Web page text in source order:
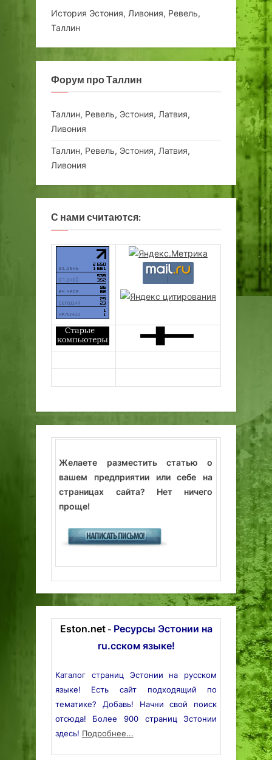
История Эстония, Ливония, Ревель,
Таллин
Форум про Таллин
Таллин, Ревель, Эстония, Латвия,
Ливония
Таллин, Ревель, Эстония, Латвия,
Ливония
С нами считаются:
Желаете разместить статью о
вашем предприятии или себе на
страницах сайта? Нет ничего
проще!
Eston.net- Ресурсы Эстонии на
ru.сском языке!
Каталог страниц Эстонии на русском
языке! Есть сайт подходящий по
тематике? Добавь! Начни свой поиск
отсюда! Более 900 страниц Эстонии
здесь! Подробнее...